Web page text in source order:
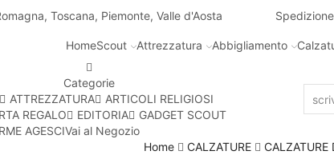
Toscana, Piemonte, Valle d'Aosta
HomeScout Attrezzatura Abbigliamento
Categorie
ATTREZZATURA
ARTICOLI RELIGIOSI
REGALO EDITORIA
GADGET SCOUT
AGESCIVai al Negozio
Home
CALZATURE
CALZATURE